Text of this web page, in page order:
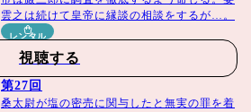
雲之は続けて皇帝に縁談の相談をするが…。
レンタル
視聴する
第27回
桑太尉が塩の密売に関与したと無実の罪を着